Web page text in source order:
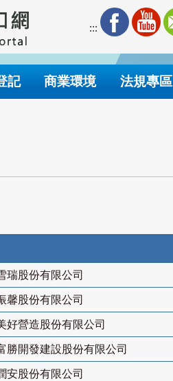
:::
記 商業環境 法規專區
瑞股份有限公司
馨股份有限公司
好營造股份有限公司
勝開發建設股份有限公司
安股份有限公司